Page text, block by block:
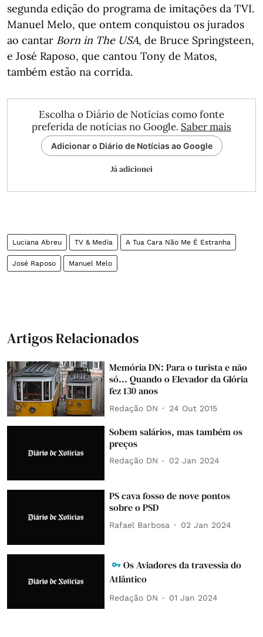
segunda edição do programa de imitações da TVI.
Manuel Melo, que ontem conquistou os jurados
ao cantar Born in The USA, de Bruce Springsteen,
e José Raposo, que cantou Tony de Matos,
também estão na corrida.
Escolha o Diário de Notícias como fonte
preferida de notícias no Google. Saber mais
Adicionar o Diário de Notícias ao Google
Já adicionei
Luciana Abreu TV & Media A Tua Cara Não Me É Estranha
José Raposo Manuel Melo
Artigos Relacionados
Memória DN: Para o turista e não
só... Quando o Elevador da Glória
fez 130 anos
Redação DN 24 Out 2015
Sobem salários, mas também os
preços
Redação DN 02 Jan 2024
PS cava fosso de nove pontos
sobre o PSD
Rafael Barbosa 02 Jan 2024
Os Aviadores da travessia do
Atlântico
Redação DN 01 Jan 2024